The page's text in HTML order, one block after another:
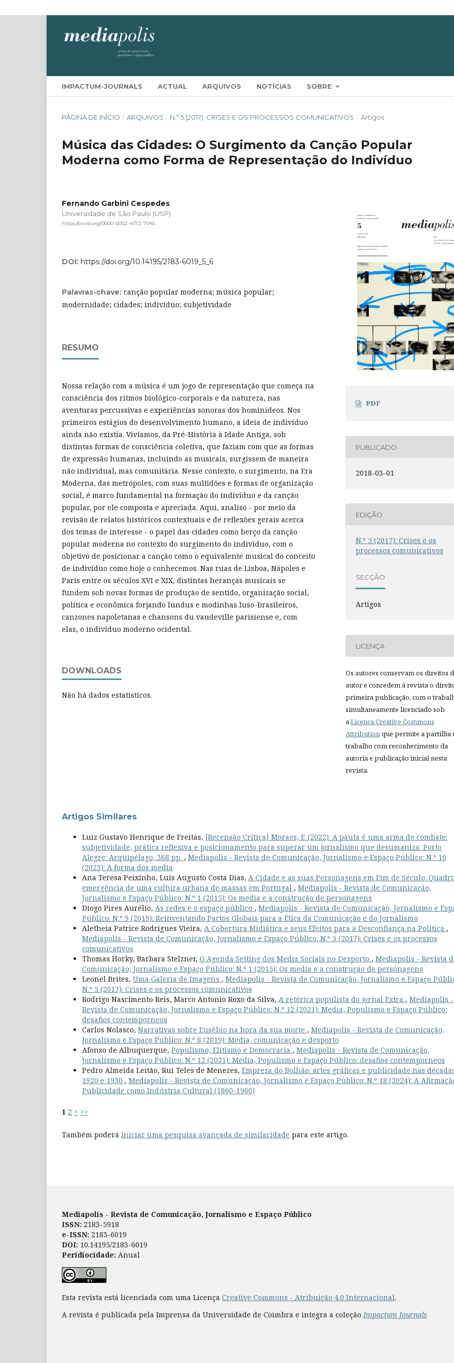
IMPACTUM-JOURNALS ACTUAL ARQUIVOS NOTÍCIAS SOBRE
PÁGINA DE INÍCIO / ARQUIVOS / N.º 5 (2017): CRISES E OS PROCESSOS COMUNICATIVOS / Artigos
Música das Cidades: O Surgimento da Canção Popular
Moderna como Forma de Representação do Indivíduo
Fernando Garbini Cespedes
Universidade de São Paulo (USP)
https://orcid.org/0000-0002-4372-7045
DOI: https://doi.org/10.14195/2183-6019_5_6
Palavras-chave: canção popular moderna; música popular;
modernidade; cidades; indivíduo; subjetividade
RESUMO
Nossa relação com a música é um jogo de representação que começa na
consciência dos ritmos biológico-corporais e da natureza, nas
aventuras percussivas e experiências sonoras dos hominídeos. Nos
primeiros estágios do desenvolvimento humano, a ideia de indivíduo
ainda não existia. Vivíamos, da Pré-História à Idade Antiga, sob
distintas formas de consciência coletiva, que faziam com que as formas
de expressão humanas, incluindo as musicais, surgissem de maneira
não individual, mas comunitária. Nesse contexto, o surgimento, na Era
Moderna, das metrópoles, com suas multidões e formas de organização
social, é marco fundamental na formação do indivíduo e da canção
popular, por ele composta e apreciada. Aqui, analiso - por meio da
revisão de relatos históricos contextuais e de reflexões gerais acerca
dos temas de interesse - o papel das cidades como berço da canção
popular moderna no contexto do surgimento do indivíduo, com o
objetivo de posicionar a canção como o equivalente musical do conceito
de indivíduo como hoje o conhecemos. Nas ruas de Lisboa, Nápoles e
Paris entre os séculos XVI e XIX, distintas heranças musicais se
fundem sob novas formas de produção de sentido, organização social,
política e econômica forjando lundus e modinhas luso-brasileiros,
canzones napoletanas e chansons du vaudeville parisiense e, com
elas, o indivíduo moderno ocidental.
DOWNLOADS
Não há dados estatísticos.
PDF
PUBLICADO
2018-03-01
EDIÇÃO
N.º 5 (2017): Crises e os
processos comunicativos
SECÇÃO
Artigos
LICENÇA
Os autores conservam os direitos
autor e concedem à revista o
primeira publicação, com o
simultaneamente licenciado sob
aLicença Creative Commons
Attributionque permite a partilha
trabalho com reconhecimento da
autoria e publicação inicial nesta
revista.
Artigos Similares
Luiz Gustavo Henrique de Freitas, [Recensão Crítica] Moraes, F. (2022). A pauta é uma arma de combate:
subjetividade, prática reflexiva e posicionamento para superar um jornalismo que desumaniza. Porto
Alegre: Arquipélago, 368 pp. , Mediapolis - Revista de Comunicação, Jornalismo e Espaço Público: N.º 16
(2023): A forma dos media
Ana Teresa Peixinho, Luís Augusto Costa Dias, A Cidade e as suas Personagens em Fim de Século:
emergência de uma cultura urbana de massas em Portugal , Mediapolis - Revista de Comunicação,
Jornalismo e Espaço Público: N.º 1 (2015): Os media e a construção de personagens
Diogo Pires Aurélio, As redes e o espaço público , Mediapolis - Revista de Comunicação, Jornalismo e
Público: N.º 9 (2019): Reinventando Pactos Globais para a Ética da Comunicação e do Jornalismo
Aletheia Patrice Rodrigues Vieira, A Cobertura Midiática e seus Efeitos para a Desconfiança na Política ,
Mediapolis - Revista de Comunicação, Jornalismo e Espaço Público: N.º 5 (2017): Crises e os processos
comunicativos
Thomas Horky, Barbara Stelzner, O Agenda Setting dos Media Sociais no Desporto , Mediapolis - Revista
Comunicação, Jornalismo e Espaço Público: N.º 1 (2015): Os media e a construção de personagens
Leonel Brites, Uma Galeria de Imagens , Mediapolis - Revista de Comunicação, Jornalismo e Espaço
N.º 5 (2017): Crises e os processos comunicativos
Rodrigo Nascimento Reis, Marco Antonio Roxo da Silva, A retórica populista do jornal Extra , Mediapolis -
Revista de Comunicação, Jornalismo e Espaço Público: N.º 12 (2021): Media, Populismo e Espaço Público:
desafios contemporneos
Carlos Nolasco, Narrativas sobre Eusébio na hora da sua morte , Mediapolis - Revista de Comunicação,
Jornalismo e Espaço Público: N.º 8 (2019): Media, comunicação e desporto
Afonso de Albuquerque, Populismo, Elitismo e Democracia , Mediapolis - Revista de Comunicação,
Jornalismo e Espaço Público: N.º 12 (2021): Media, Populismo e Espaço Público: desafios contemporneos
Pedro Almeida Leitão, Rui Teles de Menezes, Empreza do Bolhão: artes gráficas e publicidade nas
1920 e 1930 , Mediapolis - Revista de Comunicação, Jornalismo e Espaço Público: N.º 18 (2024): A
Publicidade como Indústria Cultural (1860-1960)
1 2 > >>
Também poderá iniciar uma pesquisa avançada de similaridade para este artigo.
Mediapolis - Revista de Comunicação, Jornalismo e Espaço Público
ISSN: 2183-5918
e-ISSN: 2183-6019
DOI: 10.14195/2183-6019
Peridiocidade: Anual
Esta revista está licenciada com uma Licença Creative Commons - Atribuição 4.0 Internacional.
A revista é publicada pela Imprensa da Universidade de Coimbra e integra a coleção Impactum Journals